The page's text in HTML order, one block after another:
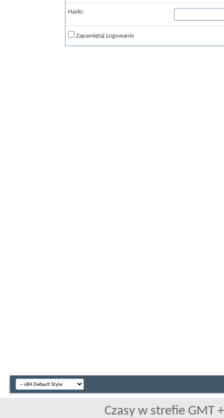
Hasło:
Zapamiętaj Logowanie
Czasy w strefie GMT